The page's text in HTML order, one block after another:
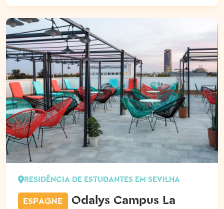
RESIDÊNCIA DE ESTUDANTES EM SEVILHA
ESPAGNE
Odalys Campus La